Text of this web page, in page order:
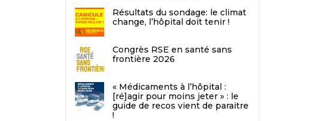
Résultats du sondage: le climat
change, l’hôpital doit tenir !
Congrès RSE en santé sans
frontière 2026
« Médicaments à l’hôpital :
[ré]agir pour moins jeter » : le
guide de recos vient de paraitre
!